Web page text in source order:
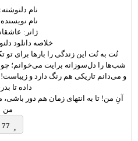
نام
نام
ژانر:
خلاصه دانلود
نُت به نُت این زندگی را بارها برای تو
شب‌ها را دل‌سوزانه برایت می‌خوانم؛
و می‌دانم تاریکی هم رنگ‌‌ دارد و
داده تا
آنِ من! تا به انتهای زمان هم دور
من
77